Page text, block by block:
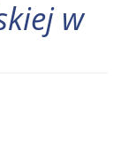
w